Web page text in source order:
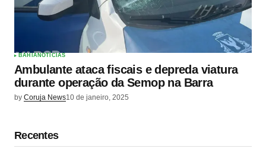
BAHIANOTÍCIAS
Ambulante ataca fiscais e depreda viatura
durante operação da Semop na Barra
by Coruja News10 de janeiro, 2025
Recentes